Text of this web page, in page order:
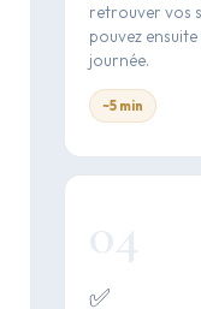
retrouver vos
pouvez
journée.
~5 min
✅